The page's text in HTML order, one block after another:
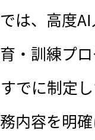
は、高度
・訓練プ
でに制定
内容を明